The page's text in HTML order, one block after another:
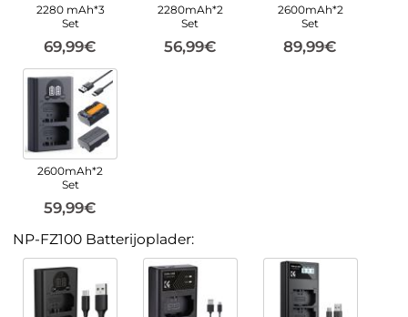
2280 mAh*3
Set
69,99€
2280mAh*2
Set
56,99€
2600mAh*2
Set
89,99€
2600mAh*2
Set
59,99€
NP-FZ100 Batterijoplader: